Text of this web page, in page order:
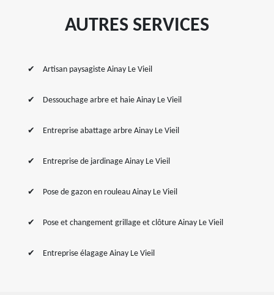
AUTRES SERVICES
Artisan paysagiste Ainay Le Vieil
Dessouchage arbre et haie Ainay Le Vieil
Entreprise abattage arbre Ainay Le Vieil
Entreprise de jardinage Ainay Le Vieil
Pose de gazon en rouleau Ainay Le Vieil
Pose et changement grillage et clôture Ainay Le Vieil
Entreprise élagage Ainay Le Vieil